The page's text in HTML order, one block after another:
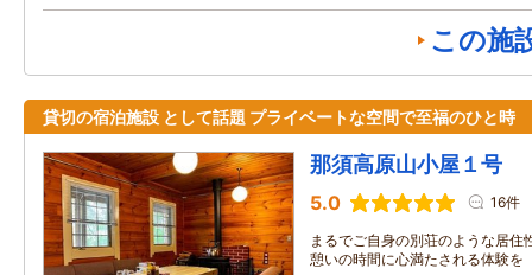
この施
貸切の宿泊施設 として話題 プライベートな空間で至福のひと時
那須高原山小屋１号
5.0 16件
まるでご自身の別荘のような居住
憩いの時間に心満たされる体験を